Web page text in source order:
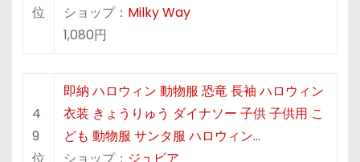
位
ショップ： Milky Way
1,080円
4
9
即納 ハロウィン 動物服 恐竜 長袖 ハロウィン
衣装 きょうりゅう ダイナソー 子供 子供用 こ
ども 動物服 サンタ服 ハロウィン…